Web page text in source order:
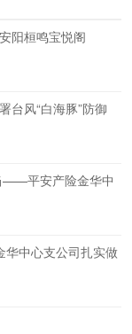
阳桓鸣宝悦阁
台风“白海豚”防御
——平安产险金华中
华中心支公司扎实做